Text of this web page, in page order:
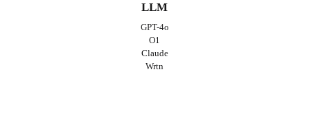
LLM
GPT-4o
O1
Claude
Wrtn